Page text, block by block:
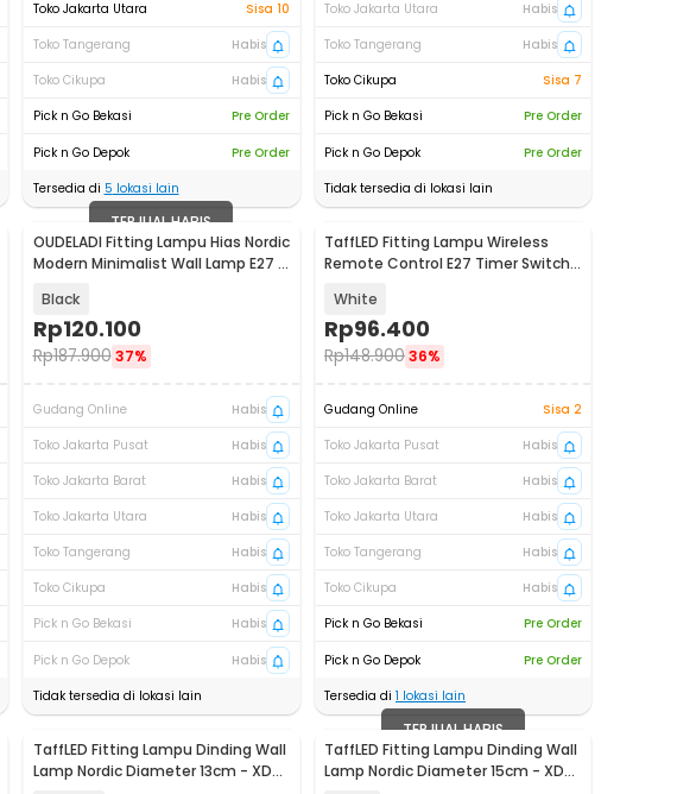
Toko Jakarta Utara
Sisa 10
Toko Tangerang
Habis
Toko Cikupa
Habis
Pick n Go Bekasi
Pre Order
Pick n Go Depok
Pre Order
Tersedia di 5 lokasi lain
Toko Jakarta Utara
Habis
Toko Tangerang
Habis
Toko Cikupa
Sisa 7
Pick n Go Bekasi
Pre Order
Pick n Go Depok
Pre Order
Tidak tersedia di lokasi lain
TERJUAL HABIS
OUDELADI Fitting Lampu Hias Nordic
Modern Minimalist Wall Lamp E27 -
Black
Rp120.100
Rp187.900 37%
Gudang Online
Habis
Toko Jakarta Pusat
Habis
Toko Jakarta Barat
Habis
Toko Jakarta Utara
Habis
Toko Tangerang
Habis
Toko Cikupa
Habis
Pick n Go Bekasi
Habis
Pick n Go Depok
Habis
Tidak tersedia di lokasi lain
TaffLED Fitting Lampu Wireless
Remote Control E27 Timer Switch
White
Rp96.400
Rp148.90036%
Gudang Online
Sisa 2
Toko Jakarta Pusat
Habis
Toko Jakarta Barat
Habis
Toko Jakarta Utara
Habis
Toko Tangerang
Habis
Toko Cikupa
Habis
Pick n Go Bekasi
Pre Order
Pick n Go Depok
Pre Order
Tersedia di 1 lokasi lain
TaffLED Fitting Lampu Dinding Wall
Lamp Nordic Diameter 13cm - XD-
TERJUAL HABIS
TaffLED Fitting Lampu Dinding Wall
Lamp Nordic Diameter 15cm - XD-